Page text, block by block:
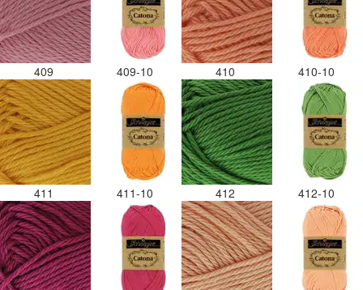
409 409-10 410 410-10
411 411-10 412 412-10